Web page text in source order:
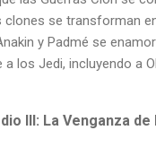
clones se transforman
y Padmé se
los Jedi, incluyendo a
III: La Venganza de